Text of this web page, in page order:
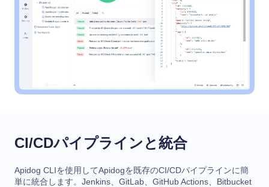
CI/CDパイプラインと統合
Apidog CLIを使用してApidogを既存のCI/CDパイプラインに簡
単に統合します。Jenkins、GitLab、GitHub Actions、Bitbucket